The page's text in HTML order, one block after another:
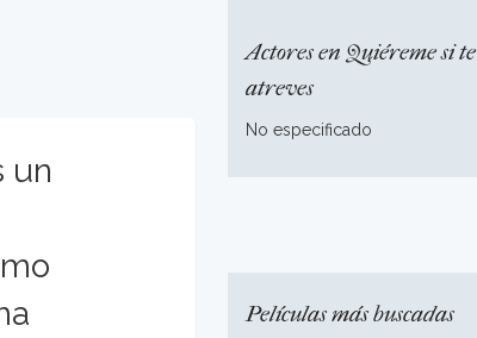
un
Actores en Quiéreme si te
atreves
No especificado
Películas más buscadas